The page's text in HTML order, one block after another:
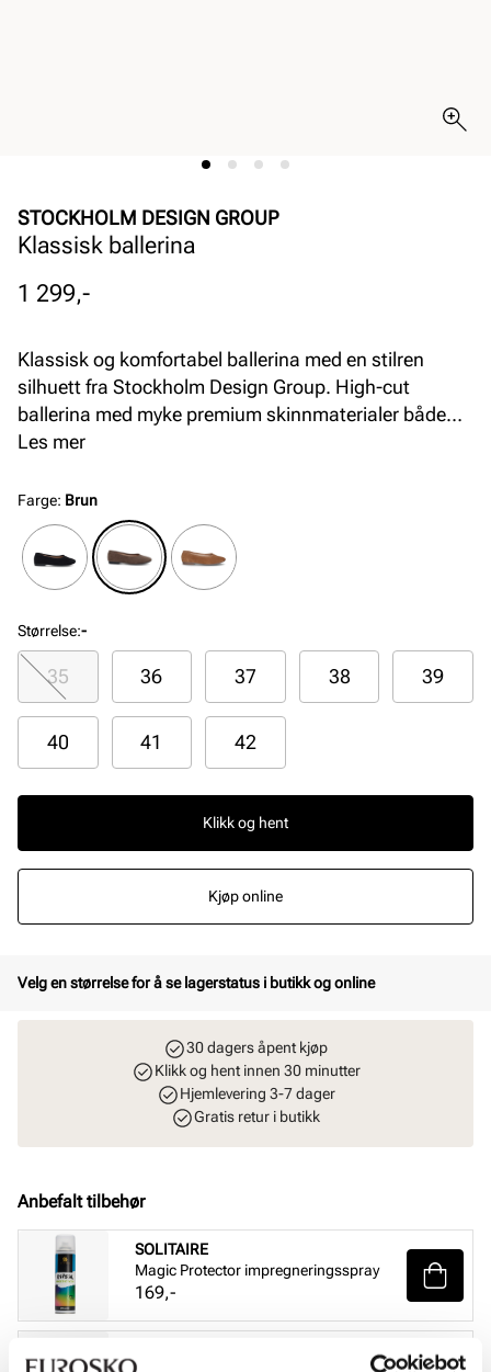
STOCKHOLM DESIGN GROUP
Klassisk ballerina
Pris
1 299,-
Klassisk og komfortabel ballerina med en stilren
silhuett fra Stockholm Design Group. High-cut
ballerina med myke premium skinnmaterialer både
innvendig og utvendig, som sammen med en
hele dagen.
Les mer
Farge: Brun
Størrelse:-
35 36 37 38 39
40 41 42
Klikk og hent
Kjøp online
Velg en størrelse for å se lagerstatus i butikk og online
30 dagers åpent kjøp
Klikk og hent innen 30 minutter
Hjemlevering 3-7 dager
Gratis retur i butikk
Anbefalt tilbehør
SOLITAIRE
Magic Protector impregneringsspray
Pris
169,-